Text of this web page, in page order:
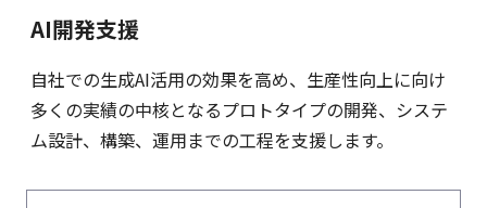
AI開発支援
自社での生成AI活用の効果を高め、生産性向上に向け
多くの実績の中核となるプロトタイプの開発、システ
ム設計、構築、運用までの工程を支援します。